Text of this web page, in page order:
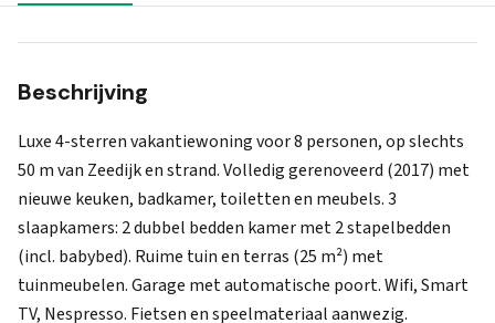
Beschrijving
Luxe 4-sterren vakantiewoning voor 8 personen, op slechts
50 m van Zeedijk en strand. Volledig gerenoveerd (2017) met
nieuwe keuken, badkamer, toiletten en meubels. 3
slaapkamers: 2 dubbel bedden kamer met 2 stapelbedden
(incl. babybed). Ruime tuin en terras (25 m²) met
tuinmeubelen. Garage met automatische poort. Wifi, Smart
TV, Nespresso. Fietsen en speelmateriaal aanwezig.